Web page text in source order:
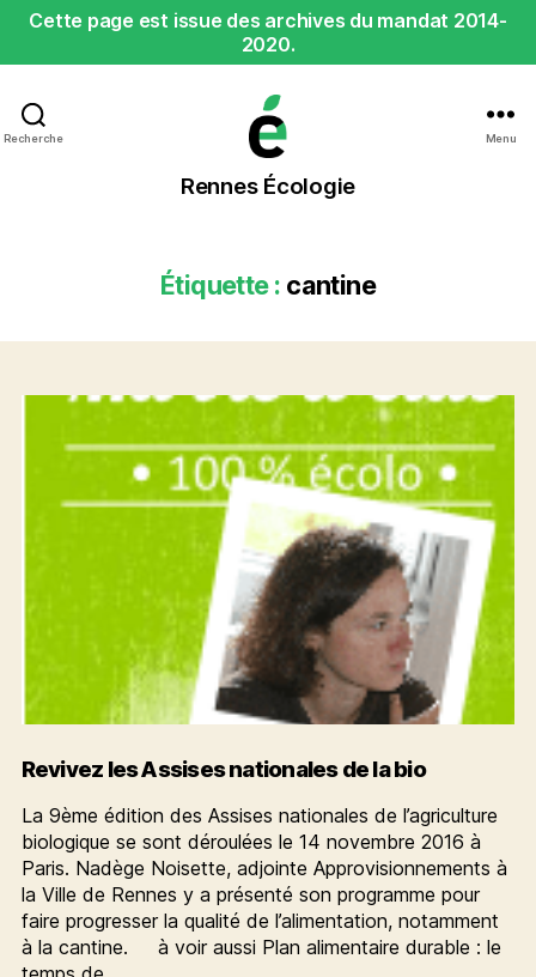
Cette page est issue des archives du mandat 2014-
2020.
Recherche
Rennes
Écologie
Rennes Écologie
Menu
Étiquette : cantine
Revivez les Assises nationales de la bio
La 9ème édition des Assises nationales de l’agriculture
biologique se sont déroulées le 14 novembre 2016 à
Paris. Nadège Noisette, adjointe Approvisionnements à
la Ville de Rennes y a présenté son programme pour
faire progresser la qualité de l’alimentation, notamment
à la cantine. à voir aussi Plan alimentaire durable : le